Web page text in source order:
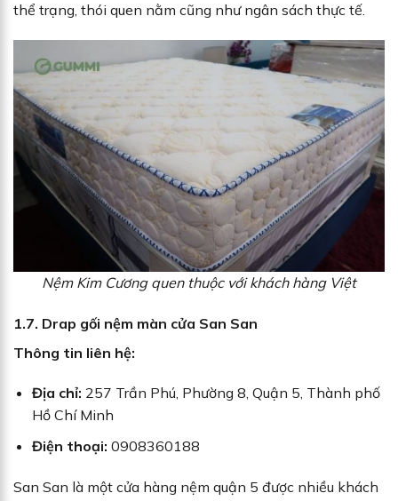
thể trạng, thói quen nằm cũng như ngân sách thực tế.
Nệm Kim Cương quen thuộc với khách hàng Việt
1.7. Drap gối nệm màn cửa San San
Thông tin liên hệ:
Địa chỉ: 257 Trần Phú, Phường 8, Quận 5, Thành phố
Hồ Chí Minh
Điện thoại: 0908360188
San San là một cửa hàng nệm quận 5 được nhiều khách